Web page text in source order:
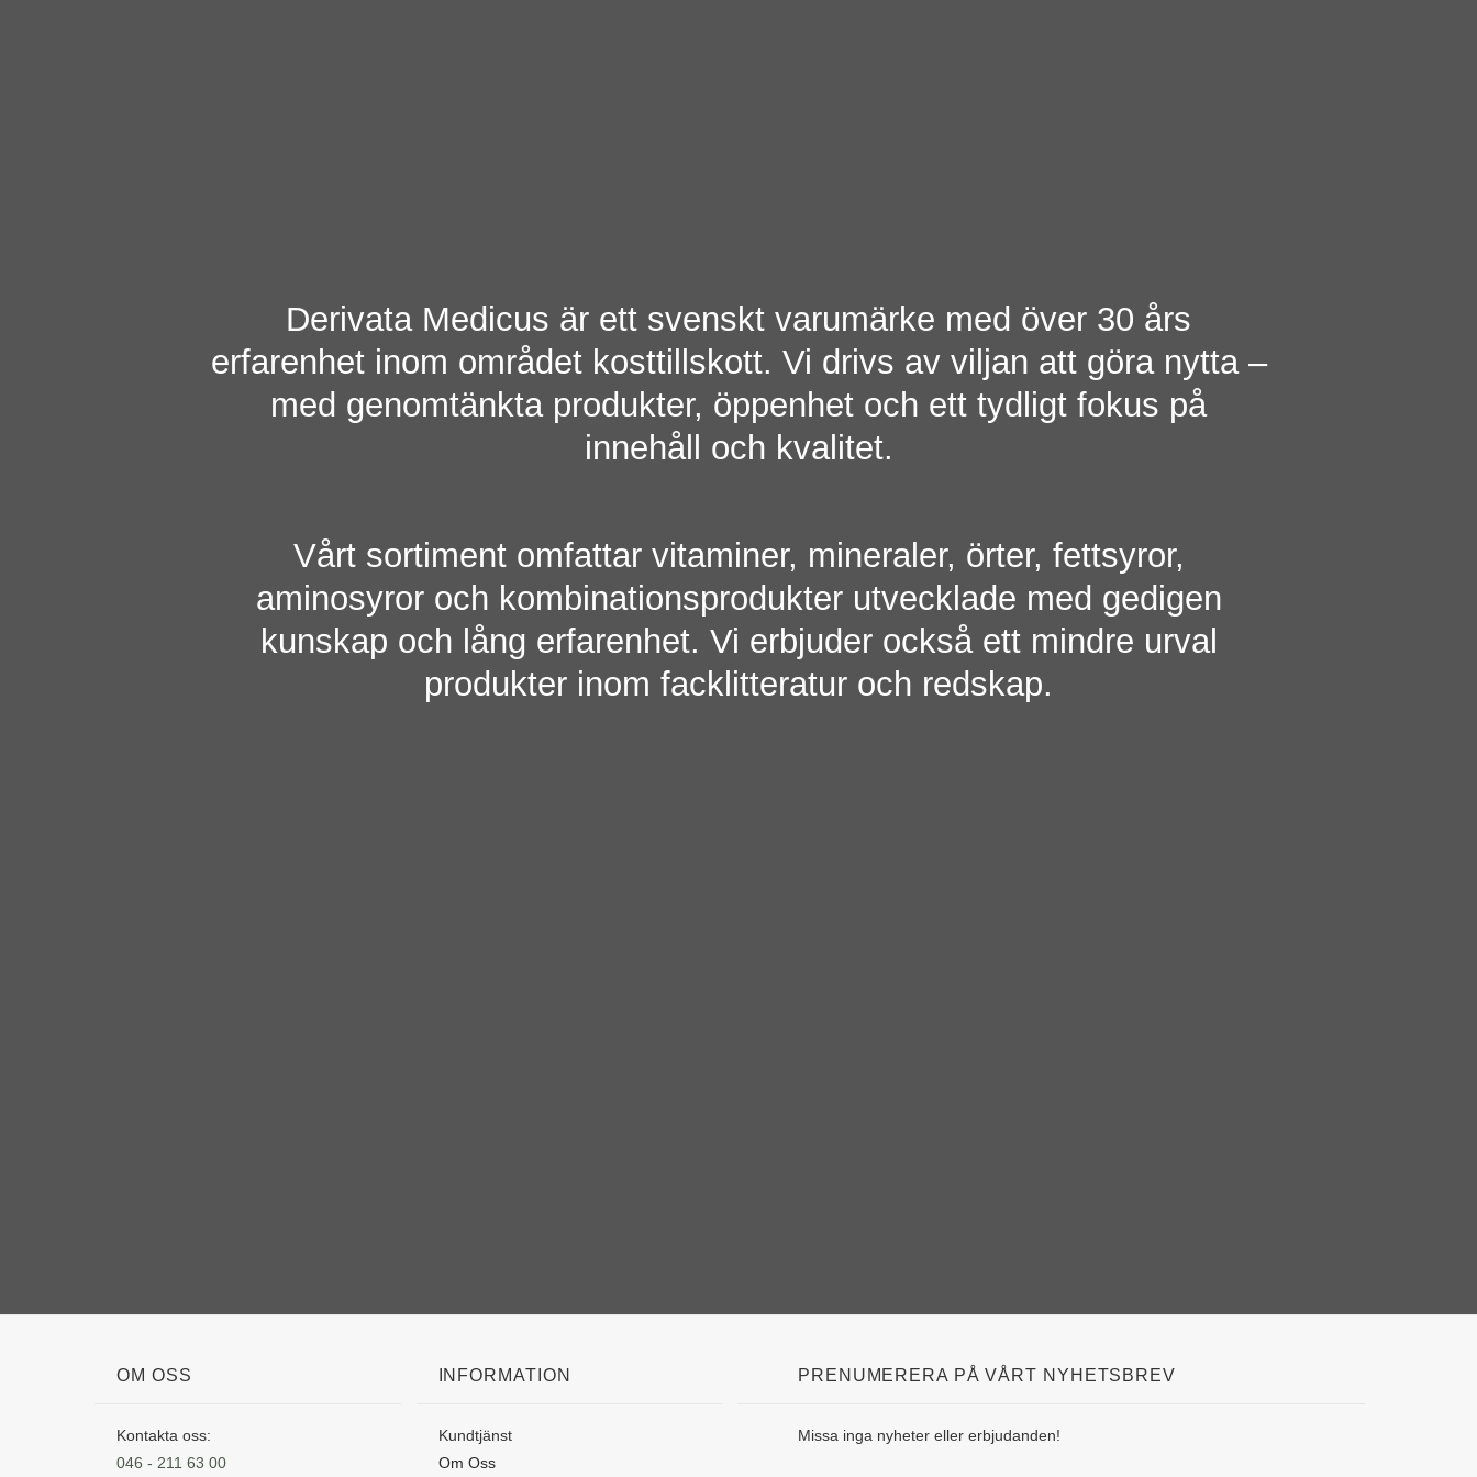
Derivata Medicus är ett svenskt varumärke med över 30 års
erfarenhet inom området kosttillskott. Vi drivs av viljan att göra nytta –
med genomtänkta produkter, öppenhet och ett tydligt fokus på
innehåll och kvalitet.
Vårt sortiment omfattar vitaminer, mineraler, örter, fettsyror,
aminosyror och kombinationsprodukter utvecklade med gedigen
kunskap och lång erfarenhet. Vi erbjuder också ett mindre urval
produkter inom facklitteratur och redskap.
OM OSS
Kontakta oss:
046 - 211 63 00
INFORMATION
Kundtjänst
Om Oss
PRENUMERERA PÅ VÅRT NYHETSBREV
Missa inga nyheter eller erbjudanden!